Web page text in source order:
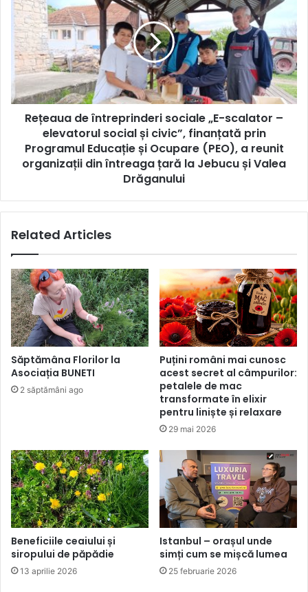
întreprinderi
sociale
„E-
scalator
elevatorul
social
finanțată
prin
și
(PEO),
organizații
din
întreaga
țară
la
Jebucu
și
Valea
Drăganului
Rețeaua de întreprinderi sociale „E-scalator –
elevatorul social și civic”, finanțată prin
Programul Educație și Ocupare (PEO), a reunit
organizații din întreaga țară la Jebucu și Valea
Drăganului
Related Articles
Săptămâna Florilor la
Asociația BUNETI
2 săptămâni ago
Puțini români mai cunosc
acest secret al câmpurilor:
petalele de mac
transformate în elixir
pentru liniște și relaxare
29 mai 2026
Beneficiile ceaiului și
siropului de păpădie
13 aprilie 2026
Istanbul – orașul unde
simți cum se mișcă lumea
25 februarie 2026